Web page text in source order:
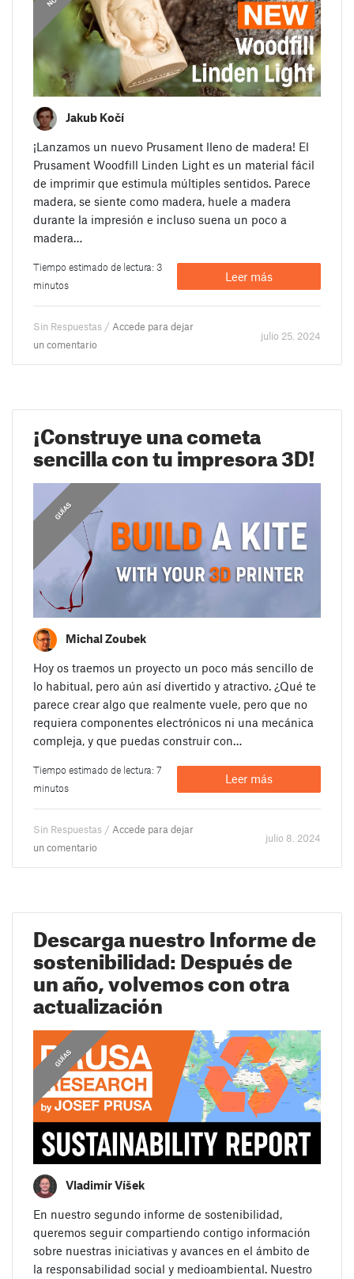
Jakub Kočí
¡Lanzamos un nuevo Prusament lleno de madera! El
Prusament Woodfill Linden Light es un material fácil
de imprimir que estimula múltiples sentidos. Parece
madera, se siente como madera, huele a madera
durante la impresión e incluso suena un poco a
madera…
Tiempo estimado de lectura: 3
minutos
Leer más
Sin Respuestas / Accede para dejar
un comentario
julio 25. 2024
¡Construye una cometa
sencilla con tu impresora 3D!
C
O
N
S
E
J
O
S
D
E
I
M
P
R
E
S
I
Ó
N
GUÍAS
Michal Zoubek
Hoy os traemos un proyecto un poco más sencillo de
lo habitual, pero aún así divertido y atractivo. ¿Qué te
parece crear algo que realmente vuele, pero que no
requiera componentes electrónicos ni una mecánica
compleja, y que puedas construir con…
Tiempo estimado de lectura: 7
minutos
Leer más
Sin Respuestas / Accede para dejar
un comentario
julio 8. 2024
Descarga nuestro Informe de
sostenibilidad: Después de
un año, volvemos con otra
actualización
GUÍAS
Vladimír Víšek
En nuestro segundo informe de sostenibilidad,
queremos seguir compartiendo contigo información
sobre nuestras iniciativas y avances en el ámbito de
la responsabilidad social y medioambiental. Nuestro